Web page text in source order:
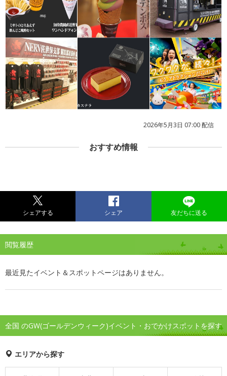
2026年5月3日 07:00 配信
おすすめ情報
シェアする シェア 友だちに送る
閲覧履歴
最近見たイベント＆スポットページはありません。
全国 のGW(ゴールデンウィーク)イベント・おでかけスポットを探す
エリアから探す